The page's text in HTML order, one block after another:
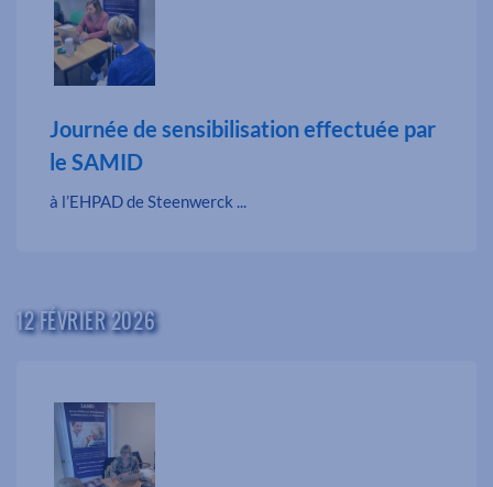
Journée de sensibilisation effectuée par
le SAMID
à l’EHPAD de Steenwerck ...
12 FÉVRIER 2026